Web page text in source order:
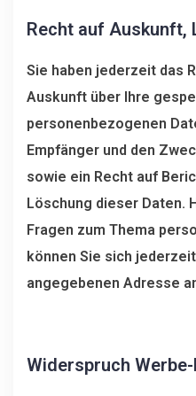
Recht auf Auskunft,
Sie haben jederzeit das
Auskunft über Ihre
personenbezogenen
Empfänger und den
sowie ein Recht auf
Löschung dieser Daten.
Fragen zum Thema
können Sie sich
angegebenen Adresse
Widerspruch